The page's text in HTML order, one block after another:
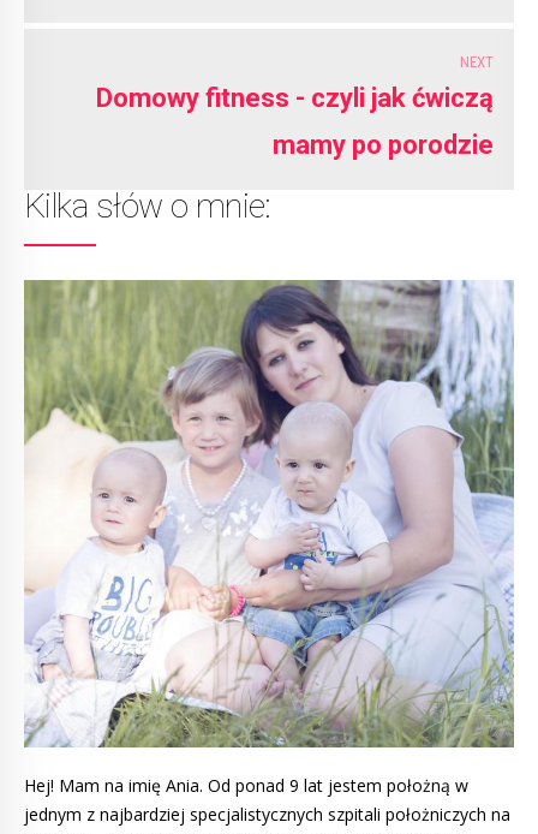
NEXT
Domowy fitness - czyli jak ćwiczą
mamy po porodzie
Kilka słów o mnie:
Hej! Mam na imię Ania. Od ponad 9 lat jestem położną w
jednym z najbardziej specjalistycznych szpitali położniczych na